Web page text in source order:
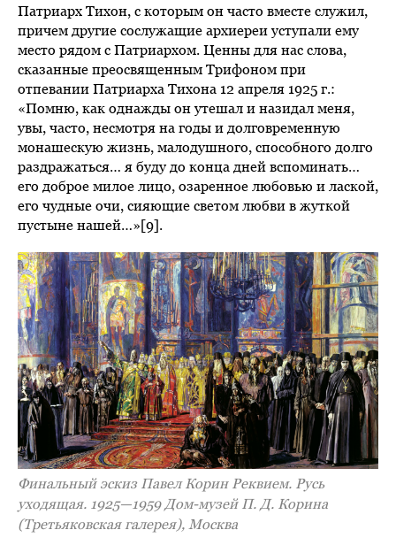
Патриарх Тихон, с которым он часто вместе служил,
причем другие сослужащие архиереи уступали ему
место рядом с Патриархом. Ценны для нас слова,
сказанные преосвященным Трифоном при
отпевании Патриарха Тихона 12 апреля 1925 г.:
«Помню, как однажды он утешал и назидал меня,
увы, часто, несмотря на годы и долговременную
монашескую жизнь, малодушного, способного долго
раздражаться… я буду до конца дней вспоминать…
его доброе милое лицо, озаренное любовью и лаской,
его чудные очи, сияющие светом любви в жуткой
пустыне нашей…»[9].
Финальный эскиз Павел Корин Реквием. Русь
уходящая. 1925—1959 Дом-музей П. Д. Корина
(Третьяковская галерея), Москва